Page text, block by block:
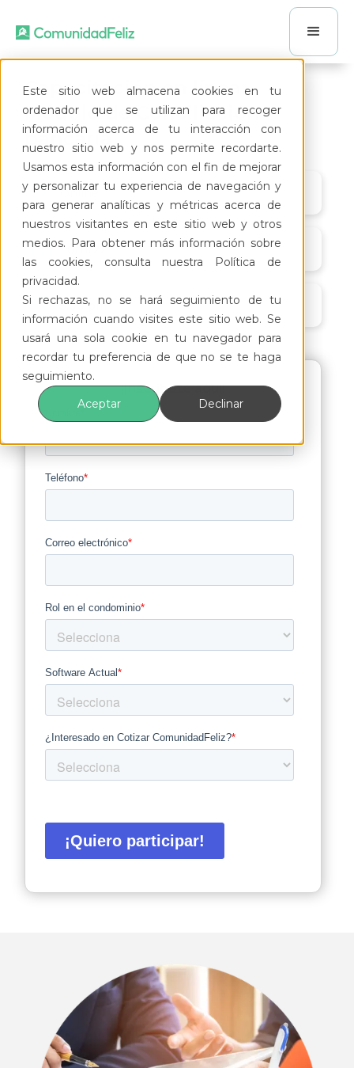
Este sitio web almacena cookies en tu
ordenador que se utilizan para recoger
información acerca de tu interacción con
nuestro sitio web y nos permite recordarte.
Usamos esta información con el fin de mejorar
y personalizar tu experiencia de navegación y
para generar analíticas y métricas acerca de
nuestros visitantes en este sitio web y otros
medios. Para obtener más información sobre
las cookies, consulta nuestra Política de
privacidad.
Si rechazas, no se hará seguimiento de tu
información cuando visites este sitio web. Se
usará una sola cookie en tu navegador para
recordar tu preferencia de que no se te haga
seguimiento.
Aceptar
Declinar
Capacitación en línea:
Módulo de Conciliación
bancaria
Online
30/11/22
5:00 pm
¡Inscríbete aquí!